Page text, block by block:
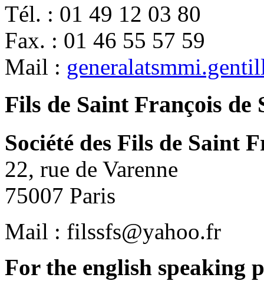
Tél. : 01 49 12 03 80
Fax. : 01 46 55 57 59
Mail :
Fils de Saint François de
Société des Fils de Saint
22, rue de Varenne
75007 Paris
Mail : filssfs@yahoo.fr
For the english speaking